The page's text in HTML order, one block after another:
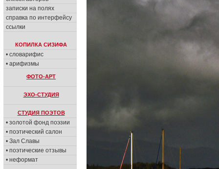
записки на полях
справка по интерфейсу
ссылки
КОПИЛКА СИЗИФА
• словарифис
• арифизмы
ФОТО-АРТ
ЭХО-СТУДИЯ
СТУДИЯ ПОЭТОВ
• золотой фонд поэзии
• поэтический салон
• Зал Славы
• поэтические отзывы
• неформат